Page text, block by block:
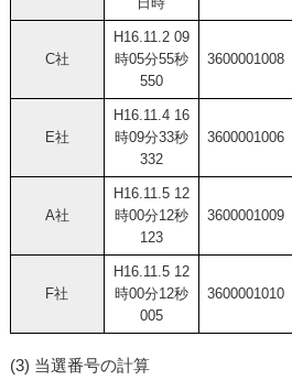
C社
H16.11.2 09
時05分55秒
550
3600001008
E社
H16.11.4 16
時09分33秒
332
3600001006
A社
H16.11.5 12
時00分12秒
123
3600001009
F社
H16.11.5 12
時00分12秒
005
3600001010
(3) 当選番号の計算